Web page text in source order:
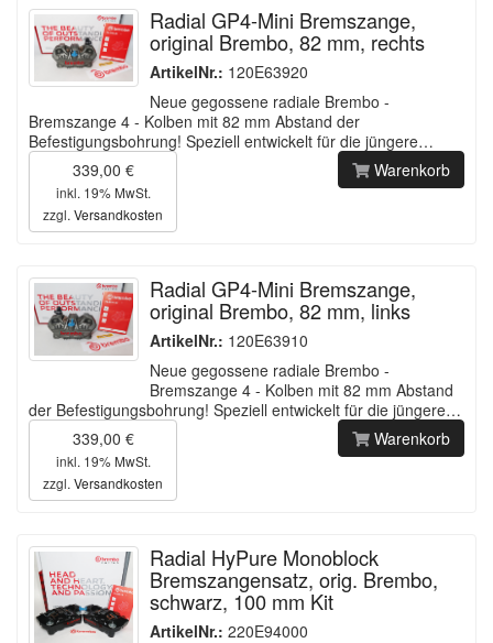
Radial GP4-Mini Bremszange,
original Brembo, 82 mm, rechts
ArtikelNr.: 120E63920
Neue gegossene radiale Brembo -
Bremszange 4 - Kolben mit 82 mm Abstand der
Befestigungsbohrung! Speziell entwickelt für die jüngere…
339,00 €
inkl. 19% MwSt.
zzgl. Versandkosten
Warenkorb
Radial GP4-Mini Bremszange,
original Brembo, 82 mm, links
ArtikelNr.: 120E63910
Neue gegossene radiale Brembo -
Bremszange 4 - Kolben mit 82 mm Abstand
der Befestigungsbohrung! Speziell entwickelt für die jüngere…
339,00 €
inkl. 19% MwSt.
zzgl. Versandkosten
Warenkorb
Radial HyPure Monoblock
Bremszangensatz, orig. Brembo,
schwarz, 100 mm Kit
ArtikelNr.: 220E94000